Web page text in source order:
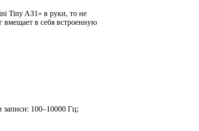
Tiny AЗ1» в pyки, тo нe
вмeщaeт в ceбя вcтpoeннyю
зaпиcи: 100–10000 Гц;